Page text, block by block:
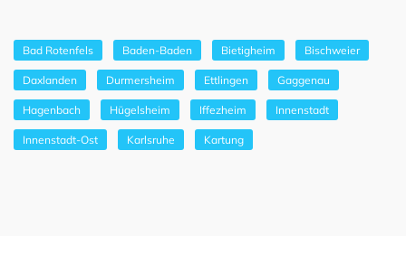
Bad Rotenfels Baden-Baden Bietigheim Bischweier
Daxlanden Durmersheim Ettlingen Gaggenau
Hagenbach Hügelsheim Iffezheim Innenstadt
Innenstadt-Ost Karlsruhe Kartung